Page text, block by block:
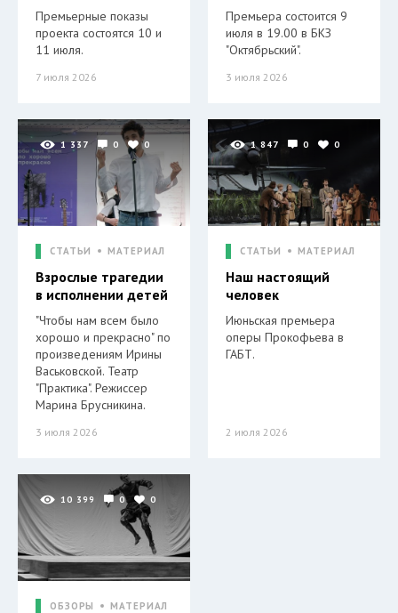
Премьерные показы
проекта состоятся 10 и
11 июля.
7 июля 2026
Премьера состоится 9
июля в 19.00 в БКЗ
"Октябрьский".
3 июля 2026
1 337 0 0
СТАТЬИ МАТЕРИАЛ
Взрослые трагедии
в исполнении детей
"Чтобы нам всем было
хорошо и прекрасно" по
произведениям Ирины
Васьковской. Театр
"Практика". Режиссер
Марина Брусникина.
3 июля 2026
1 847 0 0
СТАТЬИ МАТЕРИАЛ
Наш настоящий
человек
Июньская премьера
оперы Прокофьева в
ГАБТ.
2 июля 2026
10 399 0 0
ОБЗОРЫ МАТЕРИАЛ